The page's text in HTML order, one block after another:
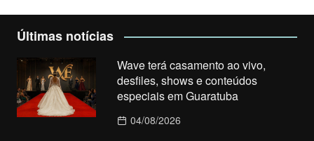
Últimas notícias
Wave terá casamento ao vivo,
desfiles, shows e conteúdos
especiais em Guaratuba
04/08/2026